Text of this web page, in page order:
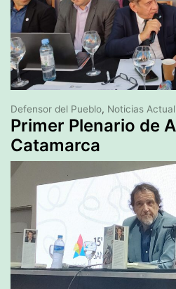
Primer Plenario de
Catamarca
Defensor del Pueblo, Noticias